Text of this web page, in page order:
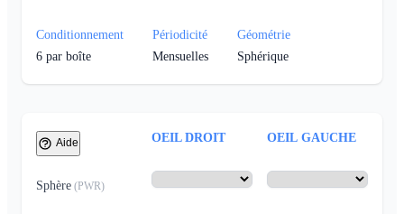
Conditionnement
6 par boîte
Périodicité
Mensuelles
Géométrie
Sphérique
Aide OEIL DROIT OEIL GAUCHE
Sphère (PWR)